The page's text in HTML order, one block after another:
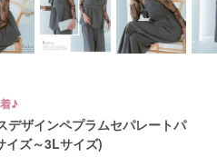
♪
デザインペプラムセパレートパ
イズ～3Lサイズ)